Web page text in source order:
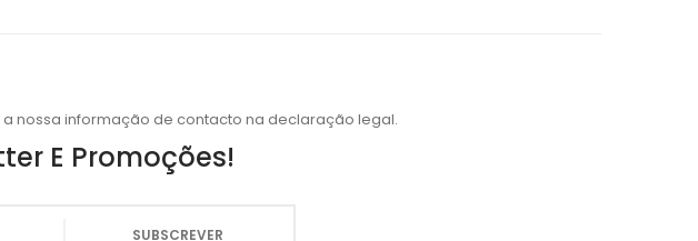
nossa informação de contacto na declaração legal.
E Promoções!